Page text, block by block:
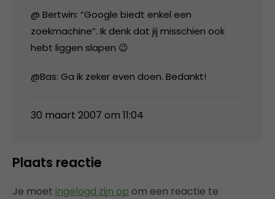
@ Bertwin: “Google biedt enkel een
zoekmachine”. Ik denk dat jij misschien ook
hebt liggen slapen 😉
@Bas: Ga ik zeker even doen. Bedankt!
30 maart 2007 om 11:04
Plaats reactie
Je moet ingelogd zijn op om een reactie te